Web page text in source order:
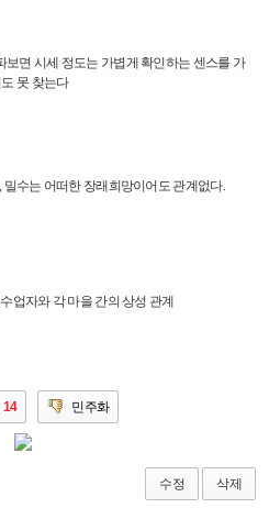
보면 시세 정도는 가볍게 확인하는 센스를 가
못 찾는다
수는 어떠한 장래희망이어도 관계없다.
업자와 각 마을 간의 상성 관계
14 민주화
수정 삭제